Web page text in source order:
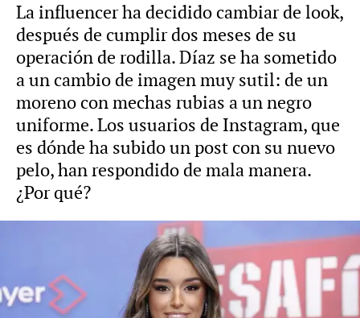
La influencer ha decidido cambiar de look,
después de cumplir dos meses de su
operación de rodilla. Díaz se ha sometido
a un cambio de imagen muy sutil: de un
moreno con mechas rubias a un negro
uniforme. Los usuarios de Instagram, que
es dónde ha subido un post con su nuevo
pelo, han respondido de mala manera.
¿Por qué?